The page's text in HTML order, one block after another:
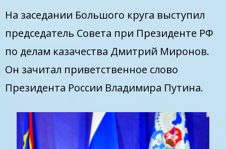
На заседании Большого круга выступил
председатель Совета при Президенте РФ
по делам казачества Дмитрий Миронов.
Он зачитал приветственное слово
Президента России Владимира Путина.